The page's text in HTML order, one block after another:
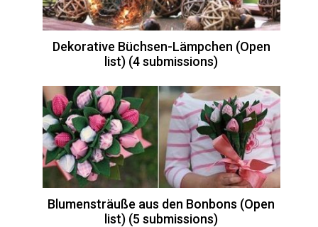
Dekorative Büchsen-Lämpchen (Open
list) (4 submissions)
Blumensträuße aus den Bonbons (Open
list) (5 submissions)